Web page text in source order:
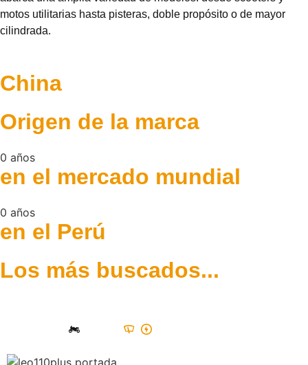
motos utilitarias hasta pisteras, doble propósito o de mayor
cilindrada.
China
Origen de la marca
0 años
en el mercado mundial
0 años
en el Perú
Los más buscados...